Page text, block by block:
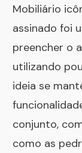
Mobiliário
assinado foi
preencher o
utilizando
ideia se
conjunto,
como as